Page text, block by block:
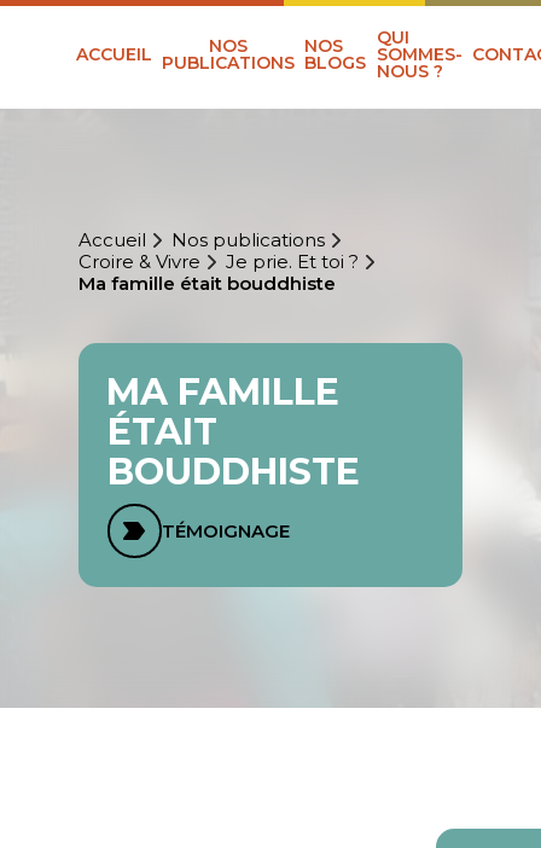
ACCUEIL NOS
PUBLICATIONS
NOS
BLOGS
QUI
SOMMES-
NOUS ?
Accueil
Nos publications
Croire & Vivre
Je prie. Et toi ?
Ma famille était bouddhiste
MA FAMILLE
ÉTAIT
BOUDDHISTE
TÉMOIGNAGE